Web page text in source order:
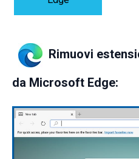
Rimuovi
da Microsoft Edge: